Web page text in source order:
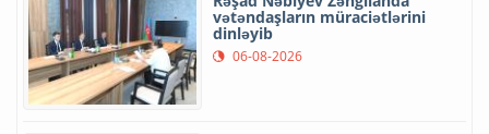
vətəndaşların müraciətlərini
dinləyib
06-08-2026